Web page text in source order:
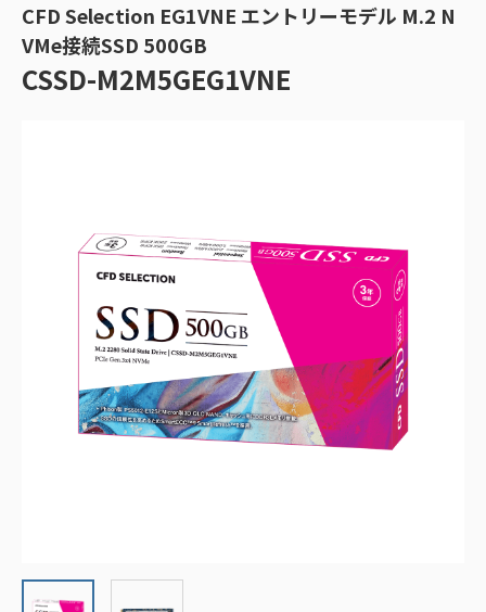
CFD Selection EG1VNE エントリーモデル M.2 N
VMe接続SSD 500GB
CSSD-M2M5GEG1VNE